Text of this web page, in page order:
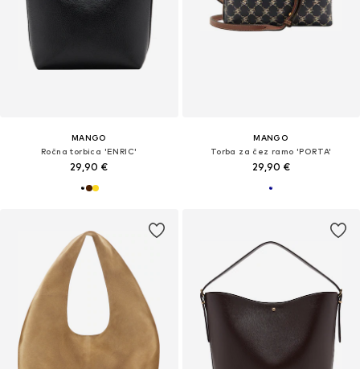
MANGO
Ročna torbica 'ENRIC'
29,90 €
MANGO
Torba za čez ramo 'PORTA'
29,90 €